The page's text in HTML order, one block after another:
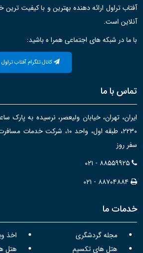
آفتاب تراول ارائه دهنده بهترین و با کیفیت
آنلاین است.
با ما در شبکه های اجتماعی همرا ه باشید:
کانال تلگرام آفتاب تراول
تماس با ما
ایران، تهران، خیابان ولیعصر، نرسیده به پارک
۲۲۳۰، طبقه اول، واحد ۱۰،
سفر روز
۰۲۱ - ۸۸۵۵۹۹۲۵
۰۲۱ - ۸۸۷۰۴۸۸۴
خدمات ما
مجله گردشگری
اخذ
هتل های تکسیم
هتل